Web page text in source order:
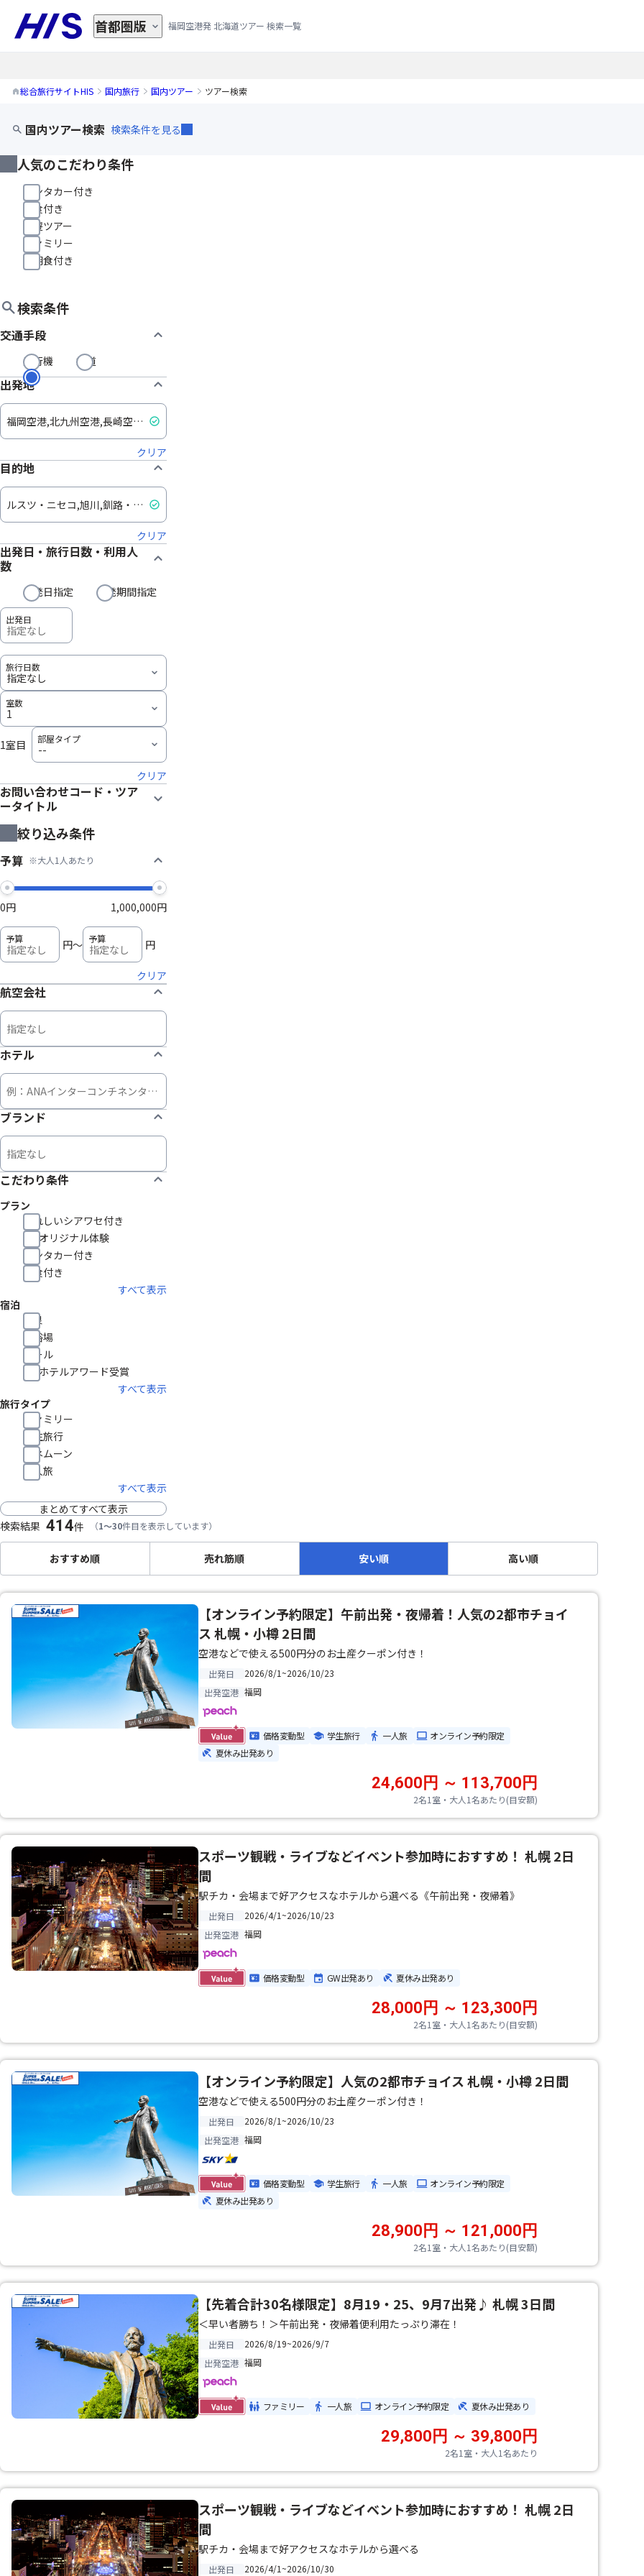
福岡空港発 北海道ツアー 検索一覧
首都圏版
総合旅行サイトHIS 国内旅行 国内ツアー ツアー検索
国内ツアー検索 検索条件を見る
人気のこだわり条件
レンタカー付き
朝食付き
周遊ツアー
ファミリー
夕朝食付き
検索条件
交通手段
飛行機 鉄道
出発地
クリア
目的地
クリア
出発日・旅行日数・利用人
数
出発日指定 出発期間指定
1室目
クリア
お問い合わせコード・ツア
ータイトル
絞り込み条件
予算 ※大人1人あたり
0円 1,000,000円
円～ 円
クリア
航空会社
ホテル
ブランド
こだわり条件
プラン
うれしいシアワセ付き
HISオリジナル体験
レンタカー付き
朝食付き
すべて表示
宿泊
温泉
大浴場
プール
HISホテルアワード受賞
すべて表示
旅行タイプ
ファミリー
学生旅行
ハネムーン
一人旅
すべて表示
まとめてすべて表示
検索結果 414件 （1～30件目を表示しています）
おすすめ順 売れ筋順 安い順 高い順
【オンライン予約限定】午前出発・夜帰着！人気の2都市チョイ
ス 札幌・小樽 2日間
空港などで使える500円分のお土産クーポン付き！
出発日
2026/8/1~2026/10/23
出発空港 福岡
価格変動型 学生旅行 一人旅
オンライン予約限定
夏休み出発あり
2名1室・大人1名あたり(目安額)
24,600円 ～ 113,700円
スポーツ観戦・ライブなどイベント参加時におすすめ！ 札幌 2日
間
駅チカ・会場まで好アクセスなホテルから選べる《午前出発・夜帰着》
出発日
2026/4/1~2026/10/23
出発空港 福岡
価格変動型 GW出発あり 夏休み出発あり
2名1室・大人1名あたり(目安額)
28,000円 ～ 123,300円
【オンライン予約限定】人気の2都市チョイス 札幌・小樽 2日間
空港などで使える500円分のお土産クーポン付き！
出発日
2026/8/1~2026/10/23
出発空港 福岡
価格変動型 学生旅行 一人旅
オンライン予約限定
夏休み出発あり
2名1室・大人1名あたり(目安額)
28,900円 ～ 121,000円
【先着合計30名様限定】8月19・25、9月7出発♪ 札幌 3日間
＜早い者勝ち！＞午前出発・夜帰着便利用たっぷり滞在！
出発日
2026/8/19~2026/9/7
出発空港 福岡
ファミリー 一人旅 オンライン予約限定 夏休み出発あり
2名1室・大人1名あたり
29,800円 ～ 39,800円
スポーツ観戦・ライブなどイベント参加時におすすめ！ 札幌 2日
間
駅チカ・会場まで好アクセスなホテルから選べる
出発日 2026/4/1~2026/10/30